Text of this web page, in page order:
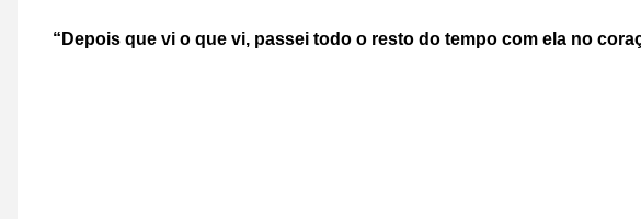
“Depois que vi o que vi, passei todo o resto do tempo com ela no